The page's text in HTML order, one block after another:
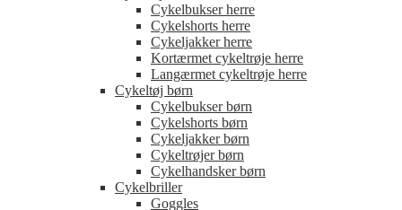
Cykelbukser herre
Cykelshorts herre
Cykeljakker herre
Kortærmet cykeltrøje herre
Langærmet cykeltrøje herre
Cykeltøj børn
Cykelbukser børn
Cykelshorts børn
Cykeljakker børn
Cykeltrøjer børn
Cykelhandsker børn
Cykelbriller
Goggles